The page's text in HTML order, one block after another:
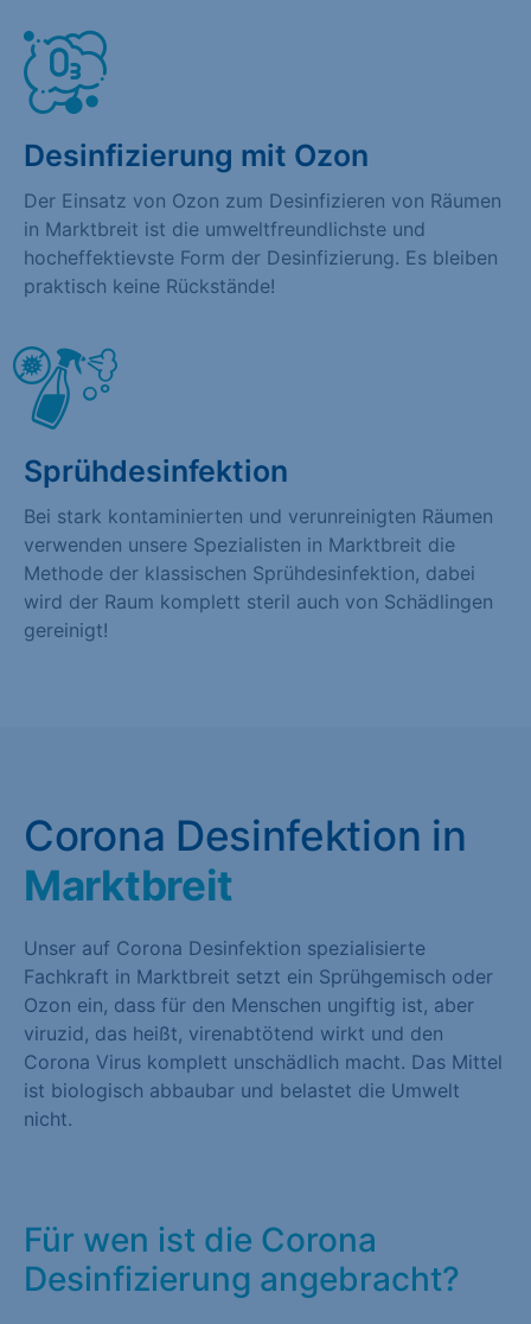
Desinfizierung mit Ozon
Der Einsatz von Ozon zum Desinfizieren von Räumen
in Marktbreit ist die umweltfreundlichste und
hocheffektievste Form der Desinfizierung. Es bleiben
praktisch keine Rückstände!
Sprühdesinfektion
Bei stark kontaminierten und verunreinigten Räumen
verwenden unsere Spezialisten in Marktbreit die
Methode der klassischen Sprühdesinfektion, dabei
wird der Raum komplett steril auch von Schädlingen
gereinigt!
Corona Desinfektion in
Marktbreit
Unser auf Corona Desinfektion spezialisierte
Fachkraft in Marktbreit setzt ein Sprühgemisch oder
Ozon ein, dass für den Menschen ungiftig ist, aber
viruzid, das heißt, virenabtötend wirkt und den
Corona Virus komplett unschädlich macht. Das Mittel
ist biologisch abbaubar und belastet die Umwelt
nicht.
Für wen ist die Corona
Desinfizierung angebracht?